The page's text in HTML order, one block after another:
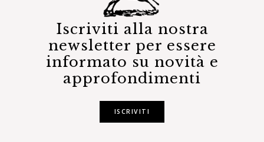
Iscriviti alla nostra
newsletter per essere
informato su novità e
approfondimenti
ISCRIVITI